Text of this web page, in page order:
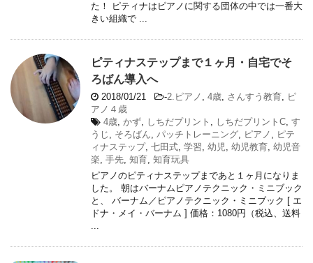
た！ ピティナはピアノに関する団体の中では一番大
きい組織で ...
ピティナステップまで１ヶ月・自宅でそ
ろばん導入へ
2018/01/21 -2.ピアノ , 4歳, さんすう教育, ピ
アノ４歳
4歳, かず, しちだプリント , しちだプリントC, す
うじ , そろばん, パッチトレーニング, ピアノ , ピテ
ィナステップ, 七田式, 学習, 幼児, 幼児教育, 幼児音
楽, 手先, 知育, 知育玩具
ピアノのピティナステップまであと１ヶ月になりま
した。 朝はバーナムピアノテクニック・ミニブック
と、 バーナム／ピアノテクニック・ミニブック [ エ
ドナ・メイ・バーナム ] 価格：1080円（税込、送料
...